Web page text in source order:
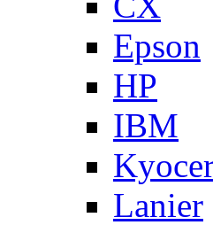
Epson
HP
IBM
Lanier